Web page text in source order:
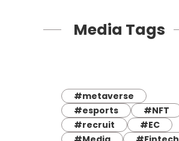
Media Tags
#metaverse
#esports
#NFT
#recruit
#EC